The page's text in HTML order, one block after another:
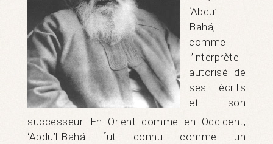
‘Abdu’l-
Bahá,
comme
l’interprète
autorisé de
ses écrits
et son
successeur. En Orient comme en Occident,
‘Abdu’l-Bahá fut connu comme un